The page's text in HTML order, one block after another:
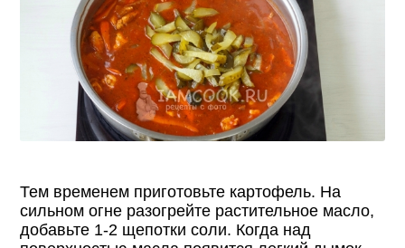
Тем временем приготовьте картофель. На
сильном огне разогрейте растительное масло,
добавьте 1-2 щепотки соли. Когда над